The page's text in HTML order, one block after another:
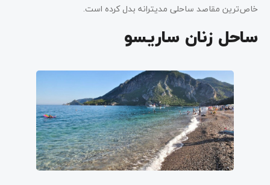
خاص‌ترین مقاصد ساحلی مدیترانه بدل کرده است.
ساحل زنان ساریسو